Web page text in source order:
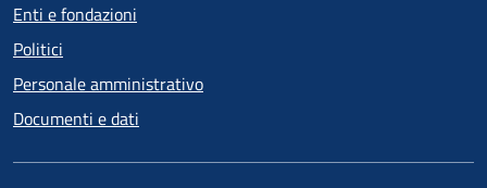
Enti e fondazioni
Politici
Personale amministrativo
Documenti e dati